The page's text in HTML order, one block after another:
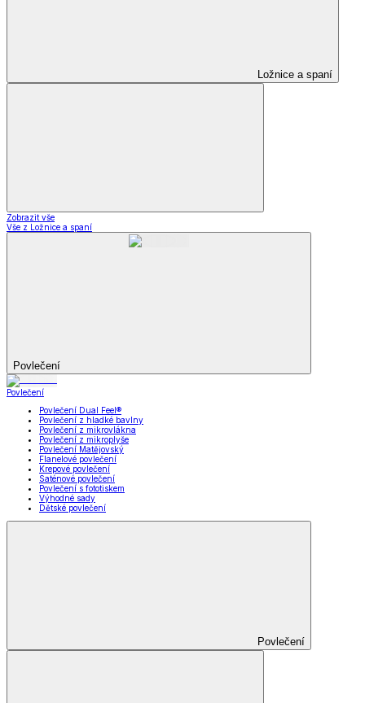
Ložnice a spaní
Zobrazit vše
Vše z Ložnice a spaní
Povlečení
Povlečení
Povlečení Dual Feel®
Povlečení z hladké bavlny
Povlečení z mikrovlákna
Povlečení z mikroplyše
Povlečení Matějovský
Flanelové povlečení
Krepové povlečení
Saténové povlečení
Povlečení s fototiskem
Výhodné sady
Dětské povlečení
Povlečení